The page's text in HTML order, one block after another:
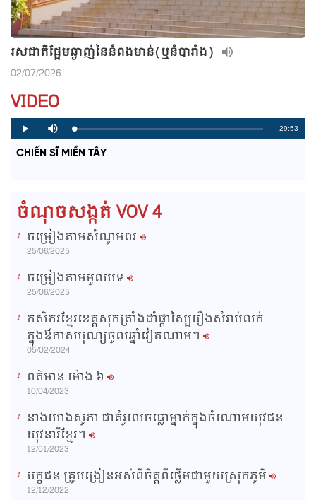
រសជាតិផ្អែមឆ្ងាញ់នៃនំពងមាន់(ឬនំបារាំង)
02/07/2026
VIDEO
P
l
y
M
u
e
L
o
a
d
P
r
o
g
R
-29:53
CHIẾN SĨ MIỀN TÂY
ចំណុចសង្កត់ VOV 4
ចម្រៀងតាមសំណូមពរ
25/06/2025
ចម្រៀងតាមមូលបទ
25/06/2025
កសិករខ្មែរខេត្តសុកត្រាំងដាំផ្កាស្បៃរឿងសំរាប់លក់
ក្នុងឳកាសបុណ្យចូលឆ្នាំវៀតណាម។
05/02/2024
ពត៌មាន ម៉ោង​ ៦
10/04/2023
នាងហេងសូភា ជាគំរូលេចធ្លោម្នាក់ក្នុងចំណោមយុវជន
យុវនារីខ្មែរ។
12/01/2023
បក្ខជន គ្រូបង្រៀនអស់ពីចិត្តពីថ្លើមជាមួយស្រុកភូមិ
12/12/2022